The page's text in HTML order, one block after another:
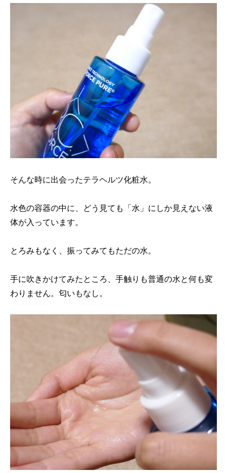
そんな時に出会ったテラヘルツ化粧水。
水色の容器の中に、どう見ても「水」にしか見えない液
体が入っています。
とろみもなく、振ってみてもただの水。
手に吹きかけてみたところ、手触りも普通の水と何も変
わりません。匂いもなし。